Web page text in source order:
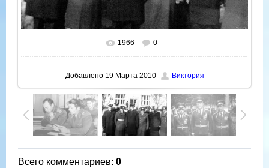
В реальном размере 1500x1000
1966 0
Добавлено19 Марта 2010 Виктория
Всего комментариев: 0